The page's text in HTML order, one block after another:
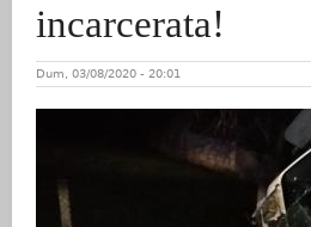
incarcerata!
Dum, 03/08/2020 - 20:01